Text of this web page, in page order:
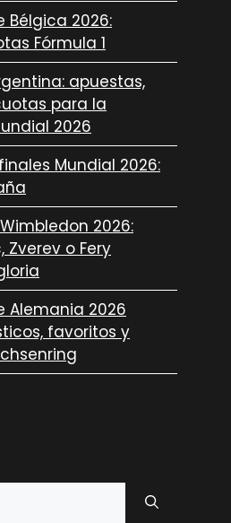
Bélgica 2026:
Fórmula 1
apuestas,
para la
2026
Mundial 2026:
2026:
Zverev o Fery
Alemania 2026
favoritos y